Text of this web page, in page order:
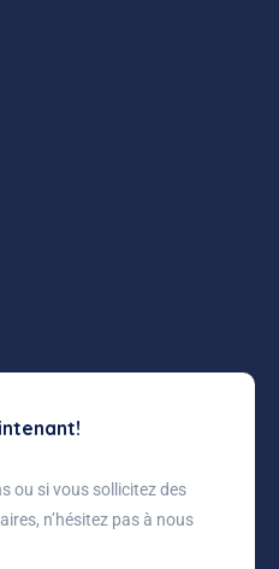
ou si vous sollicitez des
n’hésitez pas à nous